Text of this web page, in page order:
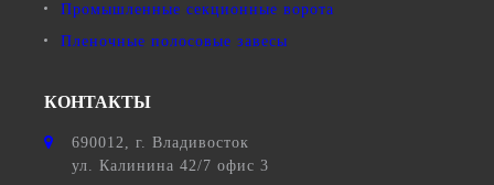
Промышленные секционные ворота
Пленочные полосовые завесы
КОНТАКТЫ
690012, г. Владивосток
ул. Калинина 42/7 офис 3